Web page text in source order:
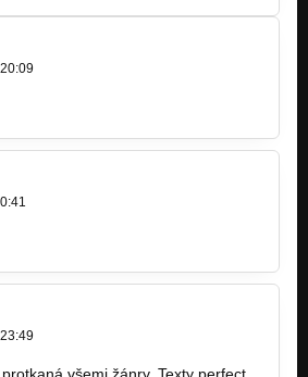
všemi žánry. Texty perfect.